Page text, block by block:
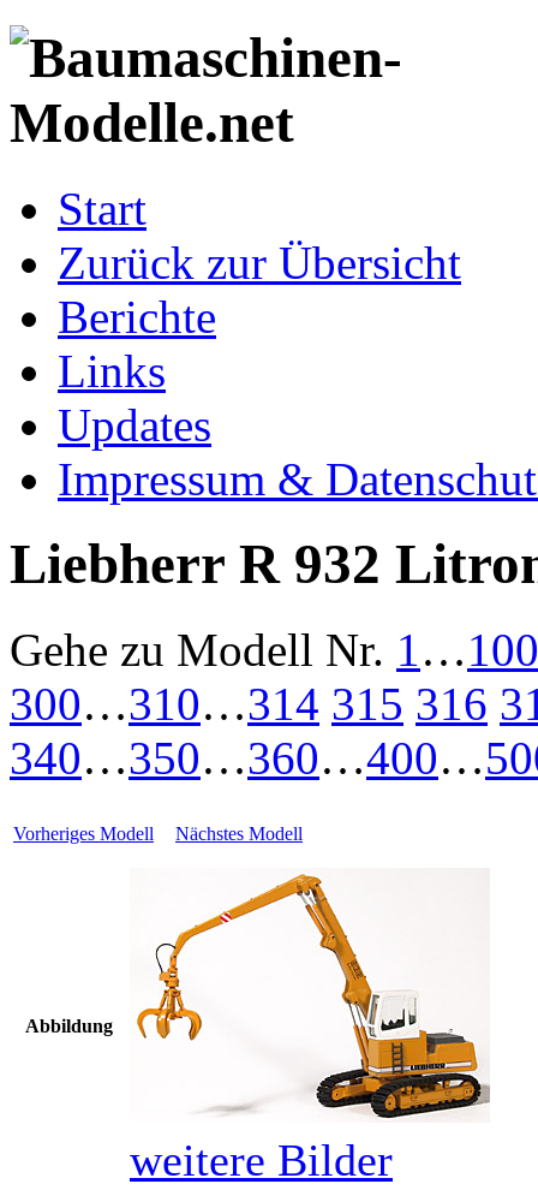
Start
Zurück zur Übersicht
Berichte
Links
Updates
Impressum &
Liebherr R 932
Gehe zu Modell Nr. 1…100
300…310…314 315 316
340…350…360…400…
Vorheriges Modell Nächstes Modell
Abbildung
weitere Bilder